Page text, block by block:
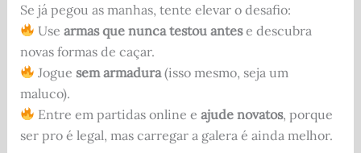
Se já pegou as manhas, tente elevar o desafio:
Use armas que nunca testou antese descubra
novas formas de caçar.
Jogue sem armadura(isso mesmo, seja um
maluco).
Entre em partidas online e ajude novatos, porque
ser pro é legal, mas carregar a galera é ainda melhor.